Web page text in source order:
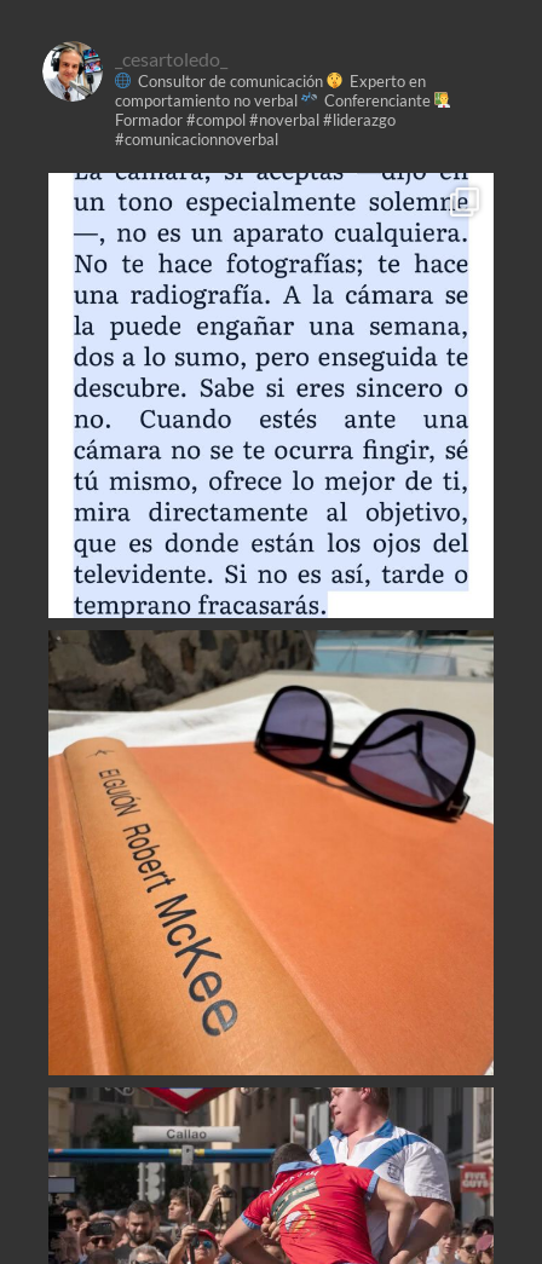
_cesartoledo_
Consultor de comunicación
Experto en
comportamiento no verbal
Conferenciante
Formador#compol #noverbal #liderazgo
#comunicacionnoverbal